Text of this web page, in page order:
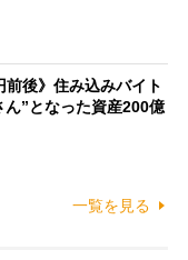
前後》住み込みバイト
ん”となった資産200億
一覧を見る